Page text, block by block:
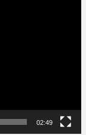
02:49